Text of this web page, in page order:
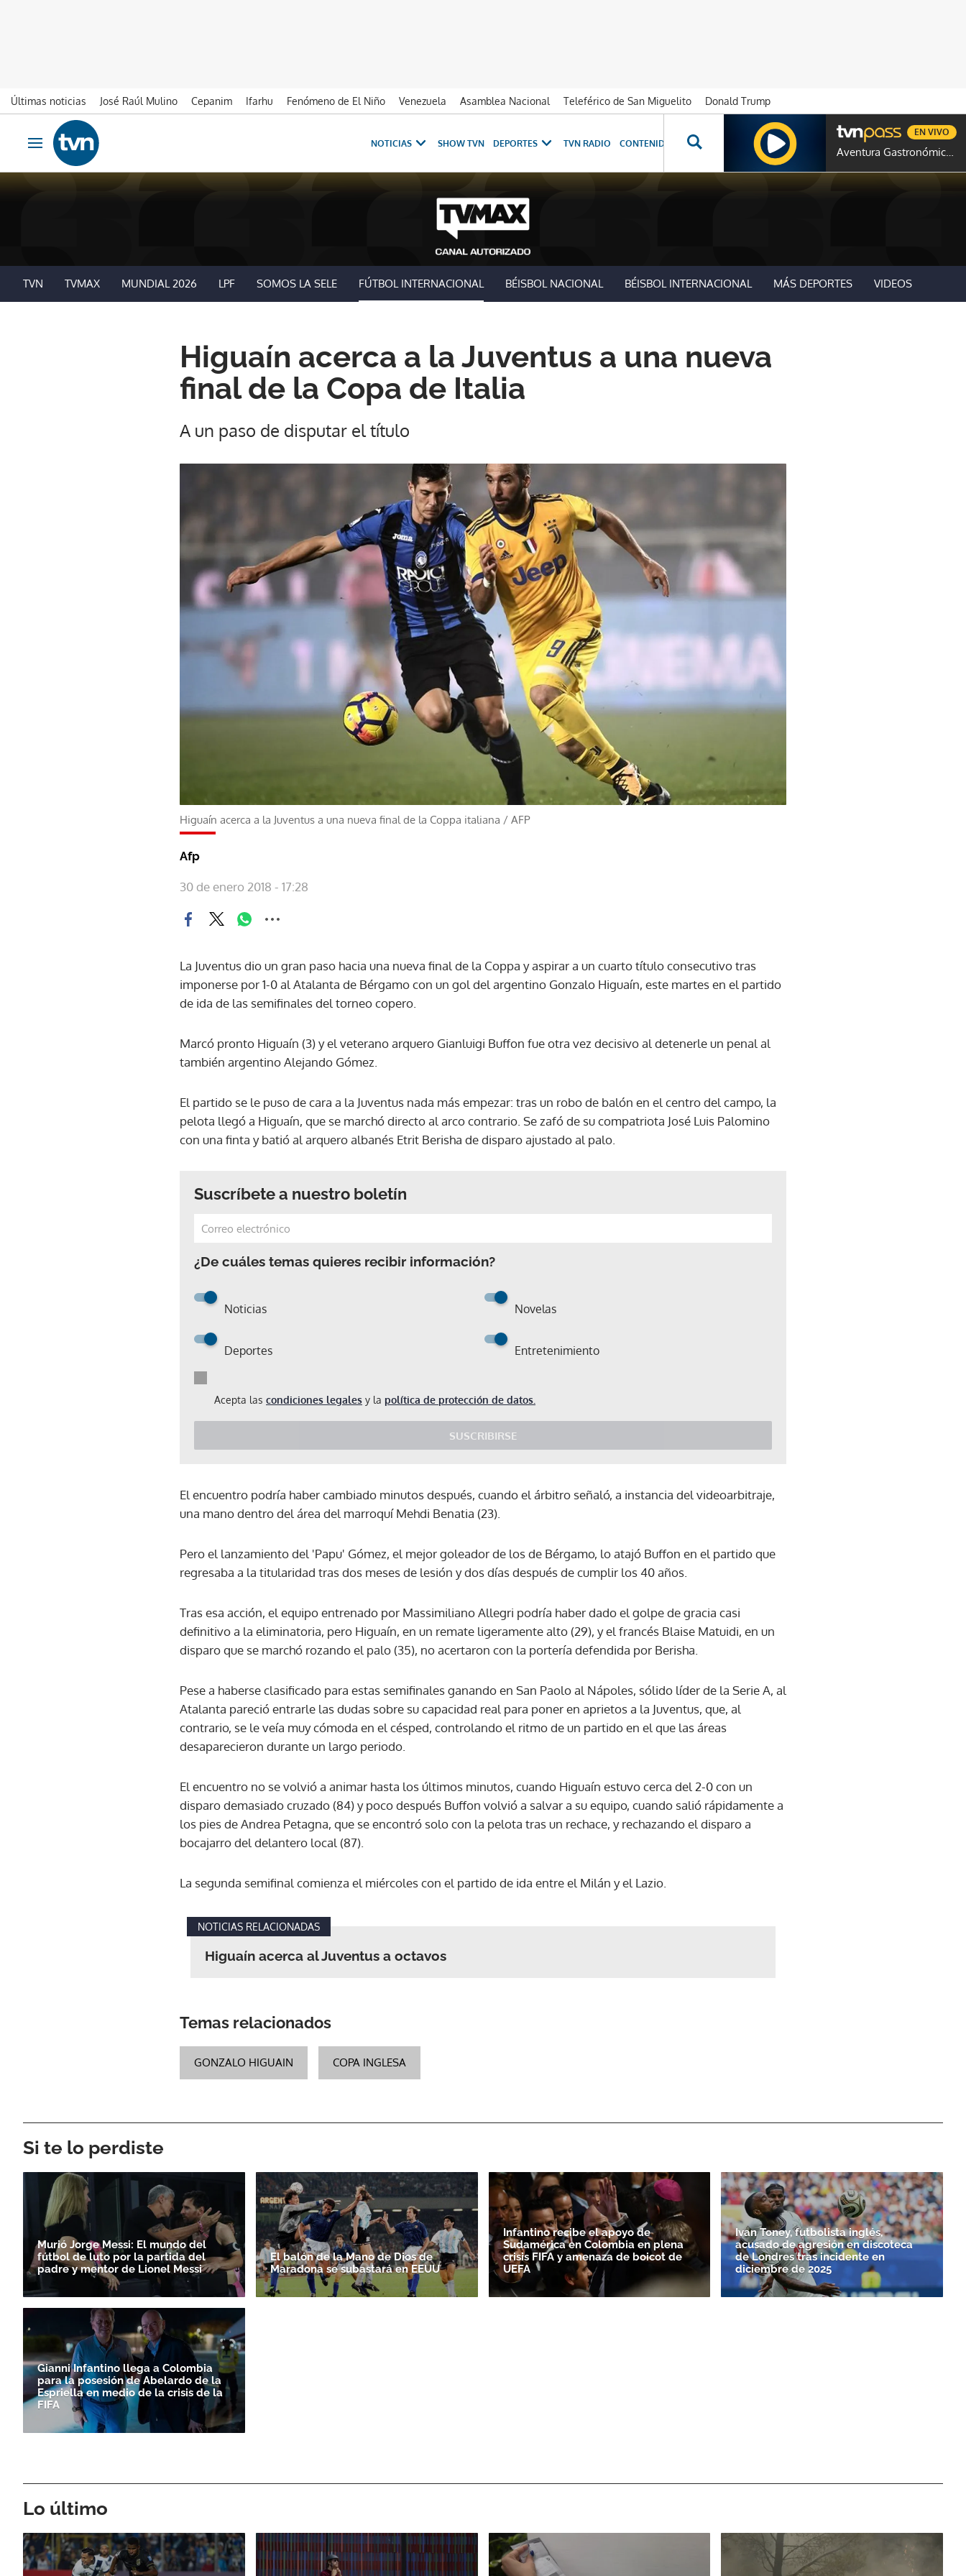
Últimas noticias José Raúl Mulino Cepanim Ifarhu Fenómeno de El Niño Venezuela Asamblea Nacional Teleférico de San Miguelito
Donald Trump
Ir al contenido
Obrir navegació
NOTICIAS SHOW TVN DEPORTES TVN RADIO CONTENIDOS ESPECIALES NOVELAS GENTE TVN
Aventura Gastronómica Colombia
EN VIVO
TVN TVMAX MUNDIAL 2026 LPF SOMOS LA SELE FÚTBOL INTERNACIONAL BÉISBOL NACIONAL BÉISBOL INTERNACIONAL MÁS DEPORTES VIDEOS
Higuaín acerca a la Juventus a una nueva
final de la Copa de Italia
A un paso de disputar el título
Higuaín acerca a la Juventus a una nueva final de la Coppa italiana / AFP
Afp
30 de enero 2018 - 17:28
La Juventus dio un gran paso hacia una nueva final de la Coppa y aspirar a un cuarto título consecutivo tras
imponerse por 1-0 al Atalanta de Bérgamo con un gol del argentino Gonzalo Higuaín, este martes en el partido
de ida de las semifinales del torneo copero.
Marcó pronto Higuaín (3) y el veterano arquero Gianluigi Buffon fue otra vez decisivo al detenerle un penal al
también argentino Alejando Gómez.
El partido se le puso de cara a la Juventus nada más empezar: tras un robo de balón en el centro del campo, la
pelota llegó a Higuaín, que se marchó directo al arco contrario. Se zafó de su compatriota José Luis Palomino
con una finta y batió al arquero albanés Etrit Berisha de disparo ajustado al palo.
Suscríbete a nuestro boletín
¿De cuáles temas quieres recibir información?
Noticias Novelas
Deportes Entretenimiento
Acepta las condiciones legales y la política de protección de datos.
SUSCRIBIRSE
Gracias por suscribirte a nuestro boletín.
ACEPTAR
El encuentro podría haber cambiado minutos después, cuando el árbitro señaló, a instancia del videoarbitraje,
una mano dentro del área del marroquí Mehdi Benatia (23).
Pero el lanzamiento del 'Papu' Gómez, el mejor goleador de los de Bérgamo, lo atajó Buffon en el partido que
regresaba a la titularidad tras dos meses de lesión y dos días después de cumplir los 40 años.
Tras esa acción, el equipo entrenado por Massimiliano Allegri podría haber dado el golpe de gracia casi
definitivo a la eliminatoria, pero Higuaín, en un remate ligeramente alto (29), y el francés Blaise Matuidi, en un
disparo que se marchó rozando el palo (35), no acertaron con la portería defendida por Berisha.
Pese a haberse clasificado para estas semifinales ganando en San Paolo al Nápoles, sólido líder de la Serie A, al
Atalanta pareció entrarle las dudas sobre su capacidad real para poner en aprietos a la Juventus, que, al
contrario, se le veía muy cómoda en el césped, controlando el ritmo de un partido en el que las áreas
desaparecieron durante un largo periodo.
El encuentro no se volvió a animar hasta los últimos minutos, cuando Higuaín estuvo cerca del 2-0 con un
disparo demasiado cruzado (84) y poco después Buffon volvió a salvar a su equipo, cuando salió rápidamente a
los pies de Andrea Petagna, que se encontró solo con la pelota tras un rechace, y rechazando el disparo a
bocajarro del delantero local (87).
La segunda semifinal comienza el miércoles con el partido de ida entre el Milán y el Lazio.
NOTICIAS RELACIONADAS
Higuaín acerca al Juventus a octavos
Temas relacionados
GONZALO HIGUAIN COPA INGLESA
Si te lo perdiste
Murió Jorge Messi: El mundo del
fútbol de luto por la partida del
padre y mentor de Lionel Messi
El balón de la Mano de Dios de
Maradona se subastará en EEUU
Infantino recibe el apoyo de
Sudamérica en Colombia en plena
crisis FIFA y amenaza de boicot de
UEFA
Ivan Toney, futbolista inglés,
acusado de agresión en discoteca
de Londres tras incidente en
diciembre de 2025
Gianni Infantino llega a Colombia
para la posesión de Abelardo de la
Espriella en medio de la crisis de la
FIFA
Lo último